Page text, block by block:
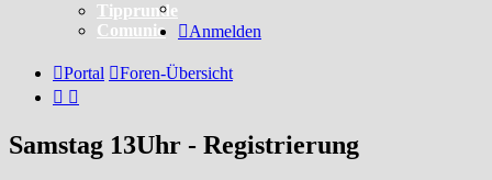
Tipprunde
Comunio
Anmelden
Portal Foren-Übersicht
Samstag 13Uhr - Registrierung